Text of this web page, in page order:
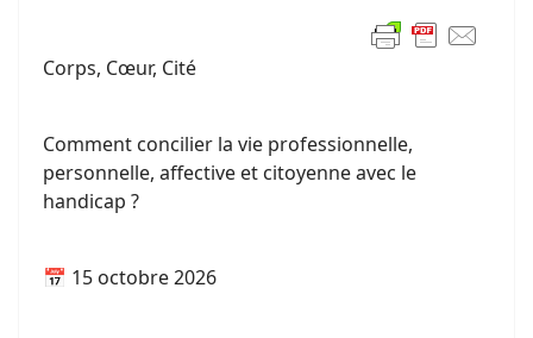
Corps, Cœur, Cité
Comment concilier la vie professionnelle,
personnelle, affective et citoyenne avec le
handicap ?
📅 15 octobre 2026